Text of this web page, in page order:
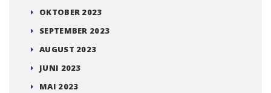
OKTOBER 2023
SEPTEMBER 2023
AUGUST 2023
JUNI 2023
MAI 2023